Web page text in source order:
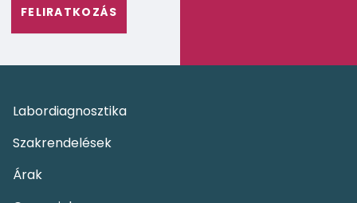
Labordiagnosztika
Szakrendelések
Árak